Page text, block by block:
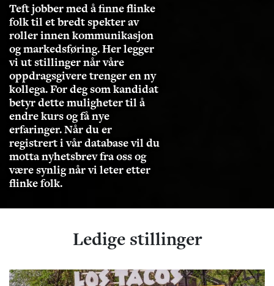
Teft jobber med å finne flinke
folk til et bredt spekter av
roller innen kommunikasjon
og markedsføring. Her legger
vi ut stillinger når våre
oppdragsgivere trenger en ny
kollega. For deg som kandidat
betyr dette muligheter til å
endre kurs og få nye
erfaringer. Når du er
registrert i vår database vil du
motta nyhetsbrev fra oss og
være synlig når vi leter etter
flinke folk.
Ledige stillinger